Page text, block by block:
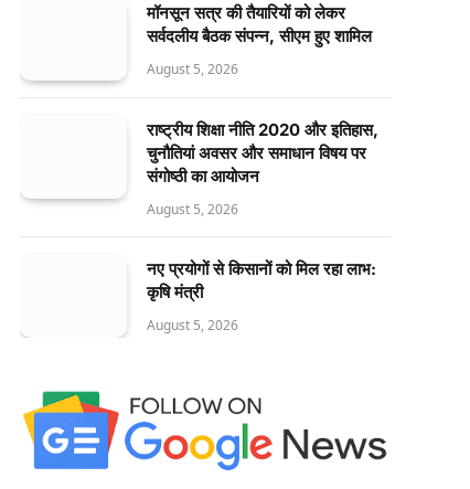
मॉनसून सत्र की तैयारियों को लेकर
सर्वदलीय बैठक संपन्न, सीएम हुए शामिल
August 5, 2026
राष्ट्रीय शिक्षा नीति 2020 और इतिहास,
चुनौतियां अवसर और समाधान विषय पर
संगोष्ठी का आयोजन
August 5, 2026
नए प्रयोगों से किसानों को मिल रहा लाभ:
कृषि मंत्री
August 5, 2026